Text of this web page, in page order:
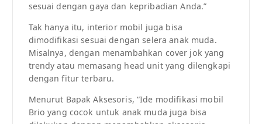
sesuai dengan gaya dan kepribadian Anda.”
Tak hanya itu, interior mobil juga bisa
dimodifikasi sesuai dengan selera anak muda.
Misalnya, dengan menambahkan cover jok yang
trendy atau memasang head unit yang dilengkapi
dengan fitur terbaru.
Menurut Bapak Aksesoris, “Ide modifikasi mobil
Brio yang cocok untuk anak muda juga bisa